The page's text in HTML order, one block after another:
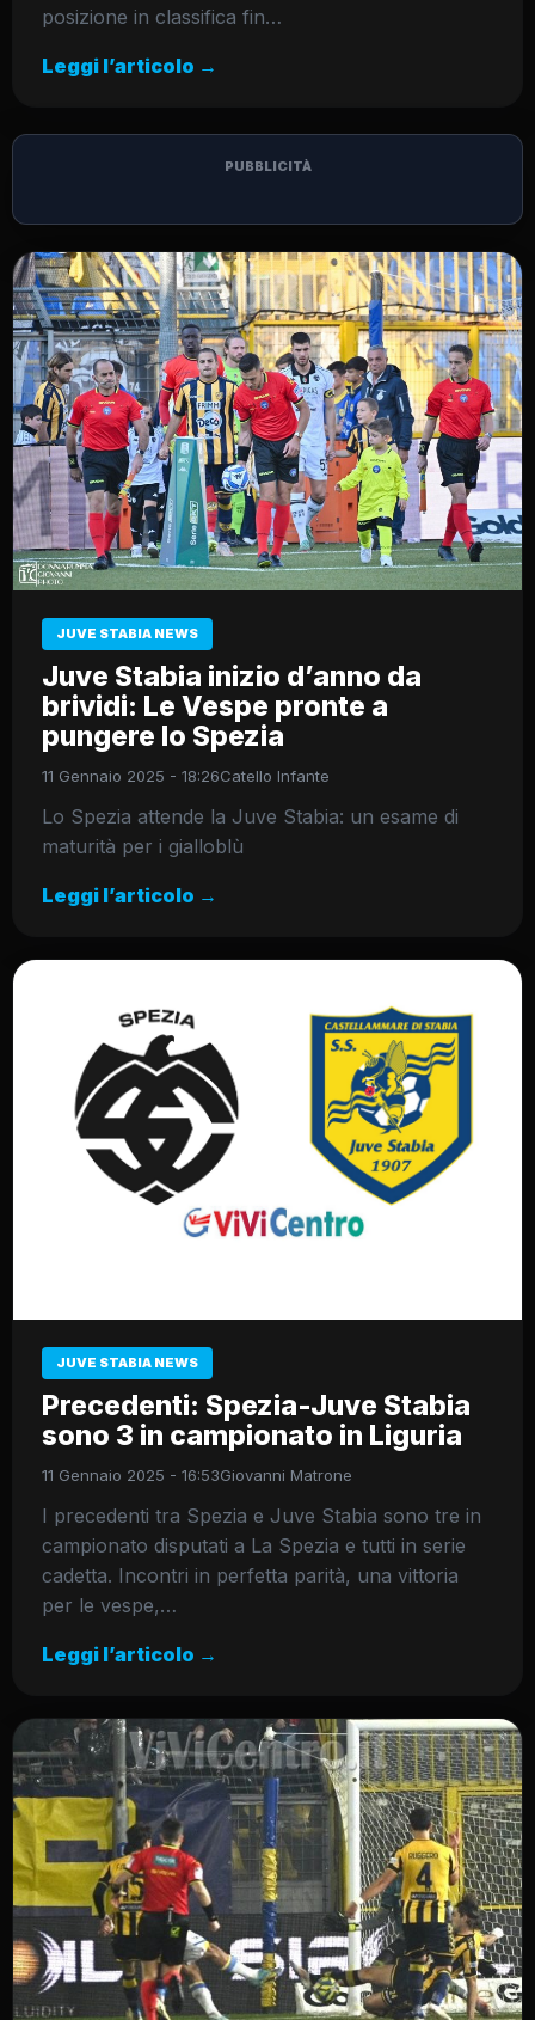
posizione in classifica fin…
Leggi l’articolo →
PUBBLICITÀ
JUVE STABIA NEWS
Juve Stabia inizio d’anno da
brividi: Le Vespe pronte a
pungere lo Spezia
11 Gennaio 2025 - 18:26Catello Infante
Lo Spezia attende la Juve Stabia: un esame di
maturità per i gialloblù
Leggi l’articolo →
JUVE STABIA NEWS
Precedenti: Spezia-Juve Stabia
sono 3 in campionato in Liguria
11 Gennaio 2025 - 16:53Giovanni Matrone
I precedenti tra Spezia e Juve Stabia sono tre in
campionato disputati a La Spezia e tutti in serie
cadetta. Incontri in perfetta parità, una vittoria
per le vespe,…
Leggi l’articolo →